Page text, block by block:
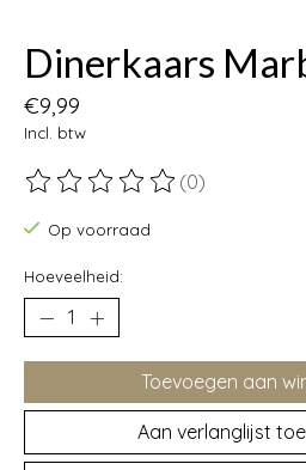
Dinerkaars
€9,99
Incl. btw
De beoordeling van dit product
(0)
Op voorraad
Hoeveelheid:
Toevoegen aan
Aan verlanglijst